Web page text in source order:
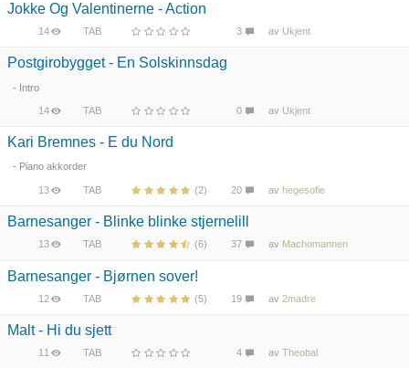
Jokke Og Valentinerne - Action
14 TAB 3 av Ukjent
Postgirobygget - En Solskinnsdag
- Intro
14 TAB 0 av Ukjent
Kari Bremnes - E du Nord
- Piano akkorder
13 TAB (2) 20 avhegesofie
Barnesanger - Blinke blinke stjernelill
13 TAB (6) 37 av Machomannen
Barnesanger - Bjørnen sover!
12 TAB (5) 19 av2madre
Malt - Hi du sjett
11 TAB 4 avTheobal